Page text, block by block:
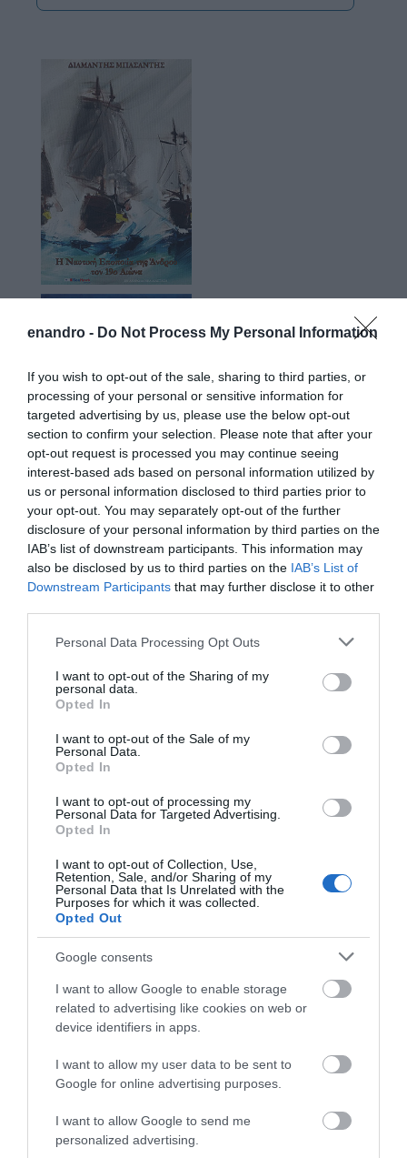
enandro - Do Not Process My Personal Information
If you wish to opt-out of the sale, sharing to third parties, or
processing of your personal or sensitive information for
targeted advertising by us, please use the below opt-out
section to confirm your selection. Please note that after your
opt-out request is processed you may continue seeing
interest-based ads based on personal information utilized by
us or personal information disclosed to third parties prior to
your opt-out. You may separately opt-out of the further
disclosure of your personal information by third parties on the
IAB’s list of downstream participants. This information may
also be disclosed by us to third parties on the IAB’s List of
Downstream Participants that may further disclose it to other
Please note that this website/app uses one or more Google
not limited to your visit or usage behaviour. You may click to
grant or deny consent to Google and its third-party tags to
use your data for below specified purposes in below Google
consent section.
Personal Data Processing Opt Outs
I want to opt-out of the Sharing of my
personal data.
Opted In
I want to opt-out of the Sale of my
Personal Data.
Opted In
I want to opt-out of processing my
Personal Data for Targeted Advertising.
Opted In
I want to opt-out of Collection, Use,
Retention, Sale, and/or Sharing of my
Personal Data that Is Unrelated with the
Purposes for which it was collected.
Opted Out
Google consents
I want to allow Google to enable storage
related to advertising like cookies on web or
device identifiers in apps.
I want to allow my user data to be sent to
Google for online advertising purposes.
I want to allow Google to send me
personalized advertising.
Προτεινόμενα άρθρα
Φωτογραφίες-κειμήλια από καλοκαίρια στην Άνδρο –
Από τον 19ο αιώνα μέχρι και την δεκαετία του 1970
ΟΡΜΟΣ ΚΟΡΘΙΟΥ: Όταν η φωτογραφία γίνεται μνήμη
Η Άνδρος συνεχίζει να μπαρκάρει…
ΠΡΟΣΟΧΗ: Πολύ υψηλός κίνδυνος πυρκαγιάς στις
Κυκλάδες
ΧΩΡΟΤΑΞΙΚΟ ΓΙΑ ΤΟΝ ΤΟΥΡΙΣΜΟ: Η φέρουσα
ικανότητα στο επίκεντρο
Πρόσφατα Άρθρα
ΔΥΟ ΚΑΛΟΚΑΙΡΙΝΑ
γενιά συναντά τη
ναυτοσύνη του νησιού
ΠΡΟΣΟΧΗ: Πολύ υψηλός